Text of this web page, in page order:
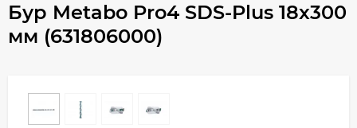
Бур Metabo Pro4 SDS-Plus 18x300
мм (631806000)